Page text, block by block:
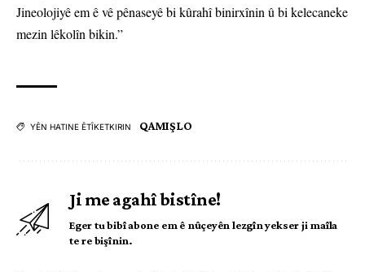
Jineolojiyê em ê vê pênaseyê bi kûrahî binirxînin û bi kelecaneke
mezin lêkolîn bikin.”
YÊN HATINE ÊTÎKETKIRIN QAMIŞLO
Ji me agahî bistîne!
Eger tu bibî abone em ê nûçeyên lezgîn yekser ji maîla
te re bişînin.